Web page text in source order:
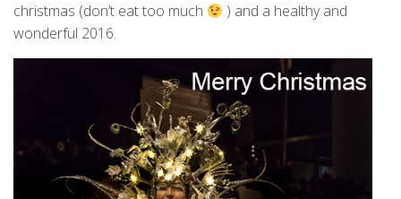
christmas (don’t eat too much
) and a healthy and
wonderful 2016.